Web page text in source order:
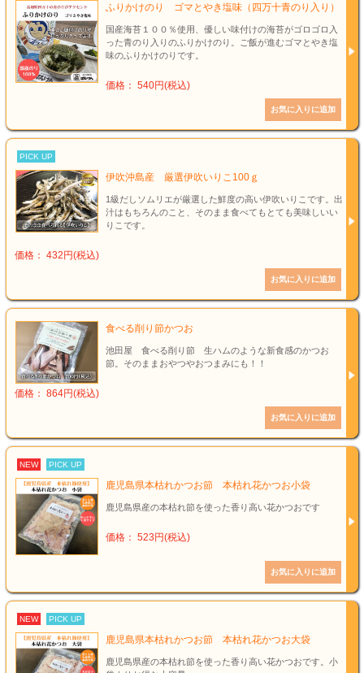
ふりかけのり ゴマとやき塩味（四万十青のり入り）
国産海苔１００％使用、優しい味付けの海苔がゴロゴロ入
った青のり入りのふりかけのり。ご飯が進むゴマとやき塩
味のふりかけのりです。
価格： 540円(税込)
PICK UP
伊吹沖島産 厳選伊吹いりこ100ｇ
1級だしソムリエが厳選した鮮度の高い伊吹いりこです。出
汁はもちろんのこと、そのまま食べてもとても美味しいい
りこです。
価格： 432円(税込)
食べる削り節かつお
池田屋 食べる削り節 生ハムのような新食感のかつお
節。そのままおやつやおつまみにも！！
価格： 864円(税込)
NEW PICK UP
鹿児島県本枯れかつお節 本枯れ花かつお小袋
鹿児島県産の本枯れ節を使った香り高い花かつおです
価格： 523円(税込)
NEW PICK UP
鹿児島県本枯れかつお節 本枯れ花かつお大袋
鹿児島県産の本枯れ節を使った香り高い花かつおです。小